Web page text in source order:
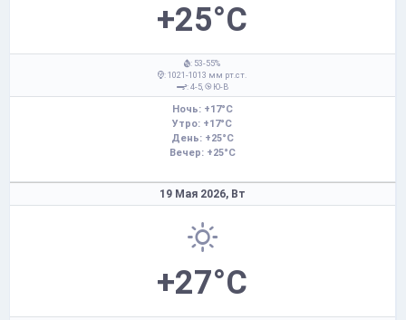
+25°C
: 53-55%
: 1021-1013 мм рт.ст.
: 4-5,
Ю-В
Ночь: +17°C
Утро: +17°C
День: +25°C
Вечер: +25°C
19 Мая 2026, Вт
+27°C